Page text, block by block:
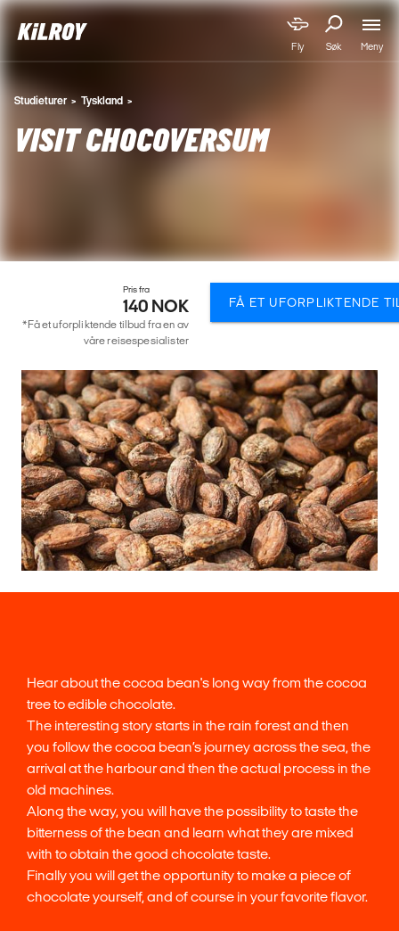
Fly Søk Meny
Studieturer Tyskland
VISIT CHOCOVERSUM
Hear about the cocoa bean's long way from the cocoa
tree to edible chocolate.
The interesting story starts in the rain forest and then
you follow the cocoa bean’s journey across the sea, the
arrival at the harbour and then the actual process in the
old machines.
Along the way, you will have the possibility to taste the
bitterness of the bean and learn what they are mixed
with to obtain the good chocolate taste.
Finally you will get the opportunity to make a piece of
chocolate yourself, and of course in your favorite flavor.
Pris fra
140 NOK
*Få et uforpliktende tilbud fra en av
våre reisespesialister
FÅ ET UFORPLIKTENDE